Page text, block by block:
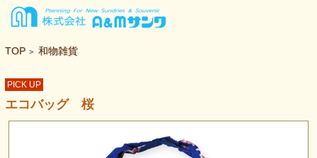
TOP > 和物雑貨
PICK UP
エコバッグ 桜